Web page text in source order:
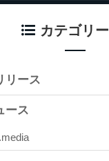
カテゴリー
リース
ース